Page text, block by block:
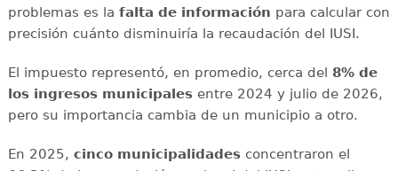
problemas es la falta de información para calcular con
precisión cuánto disminuiría la recaudación del IUSI.
El impuesto representó, en promedio, cerca del 8% de
los ingresos municipalesentre 2024 y julio de 2026,
pero su importancia cambia de un municipio a otro.
En 2025, cinco municipalidadesconcentraron el